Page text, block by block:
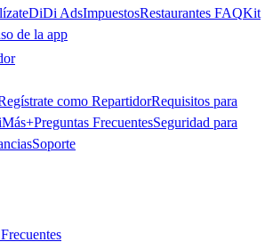
DiDi AdsImpuestosRestaurantes FAQKit
de la app
como RepartidorRequisitos para
Preguntas FrecuentesSeguridad para
Soporte